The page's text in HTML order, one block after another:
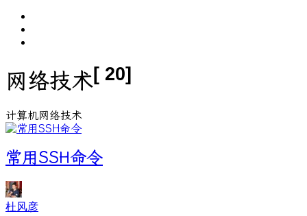
网络技术[ 20]
计算机网络技术
常用SSH命令
杜风彦